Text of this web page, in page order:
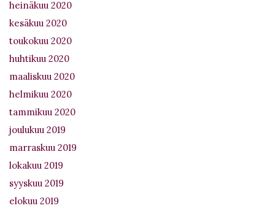
heinäkuu 2020
kesäkuu 2020
toukokuu 2020
huhtikuu 2020
maaliskuu 2020
helmikuu 2020
tammikuu 2020
joulukuu 2019
marraskuu 2019
lokakuu 2019
syyskuu 2019
elokuu 2019